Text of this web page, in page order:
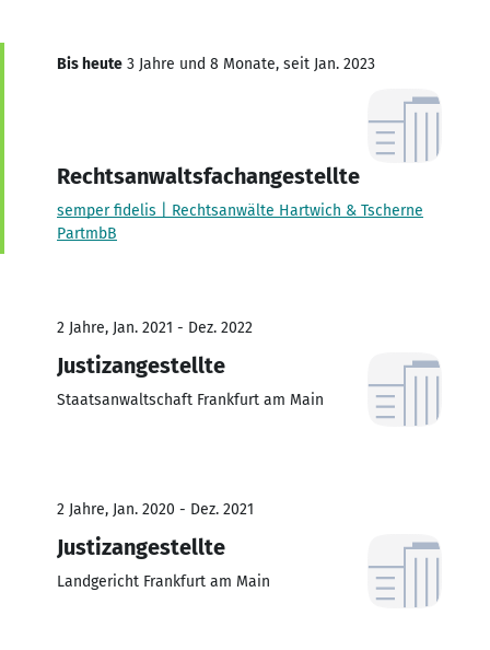
Bis heute 3 Jahre und 8 Monate, seit Jan. 2023
Rechtsanwaltsfachangestellte
semper fidelis | Rechtsanwälte Hartwich & Tscherne
PartmbB
2 Jahre, Jan. 2021 - Dez. 2022
Justizangestellte
Staatsanwaltschaft Frankfurt am Main
2 Jahre, Jan. 2020 - Dez. 2021
Justizangestellte
Landgericht Frankfurt am Main